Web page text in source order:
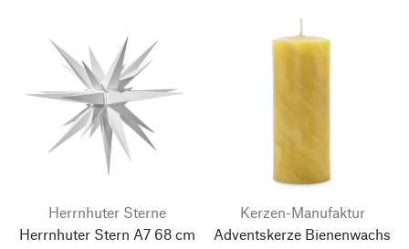
Herrnhuter Sterne
Herrnhuter Stern A7 68 cm
Kerzen-Manufaktur
Adventskerze Bienenwachs